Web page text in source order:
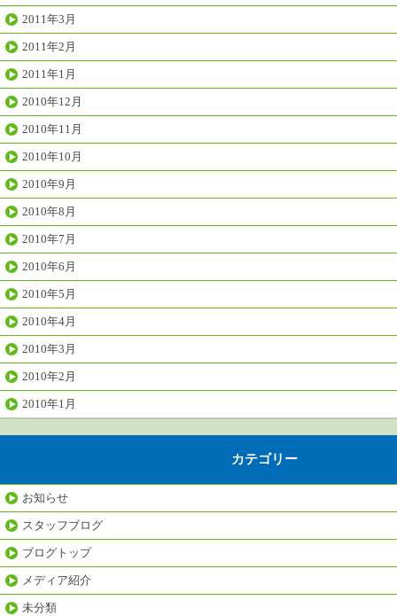
2011年3月
2011年2月
2011年1月
2010年12月
2010年11月
2010年10月
2010年9月
2010年8月
2010年7月
2010年6月
2010年5月
2010年4月
2010年3月
2010年2月
2010年1月
カテゴリー
お知らせ
スタッフブログ
ブログトップ
メディア紹介
未分類